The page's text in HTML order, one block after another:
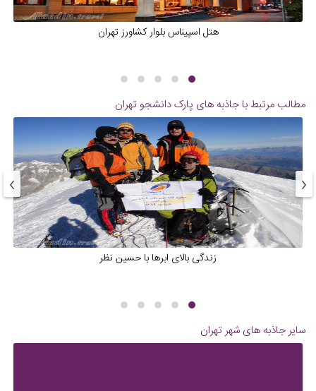
هتل اسپیناس بلوار کشاورز تهران
مطالب مرتبط با جاذبه های پارک دانشجو تهران
زندگی بالای ابرها با حسین نظر
‹
›
سایر جاذبه های شهر تهران